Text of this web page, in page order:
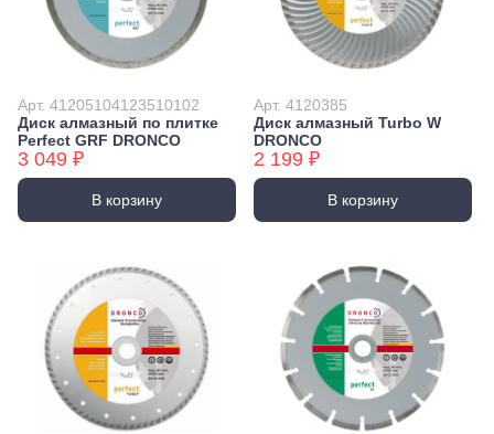
Арт. 41205104123510102
Диск алмазный по плитке
Perfect GRF DRONCO
3 049 ₽
В корзину
Арт. 4120385
Диск алмазный Turbo W
DRONCO
2 199 ₽
В корзину